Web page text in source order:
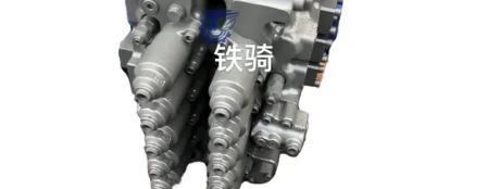
DATENSCHUTZ-
BESTIMMUNGEN